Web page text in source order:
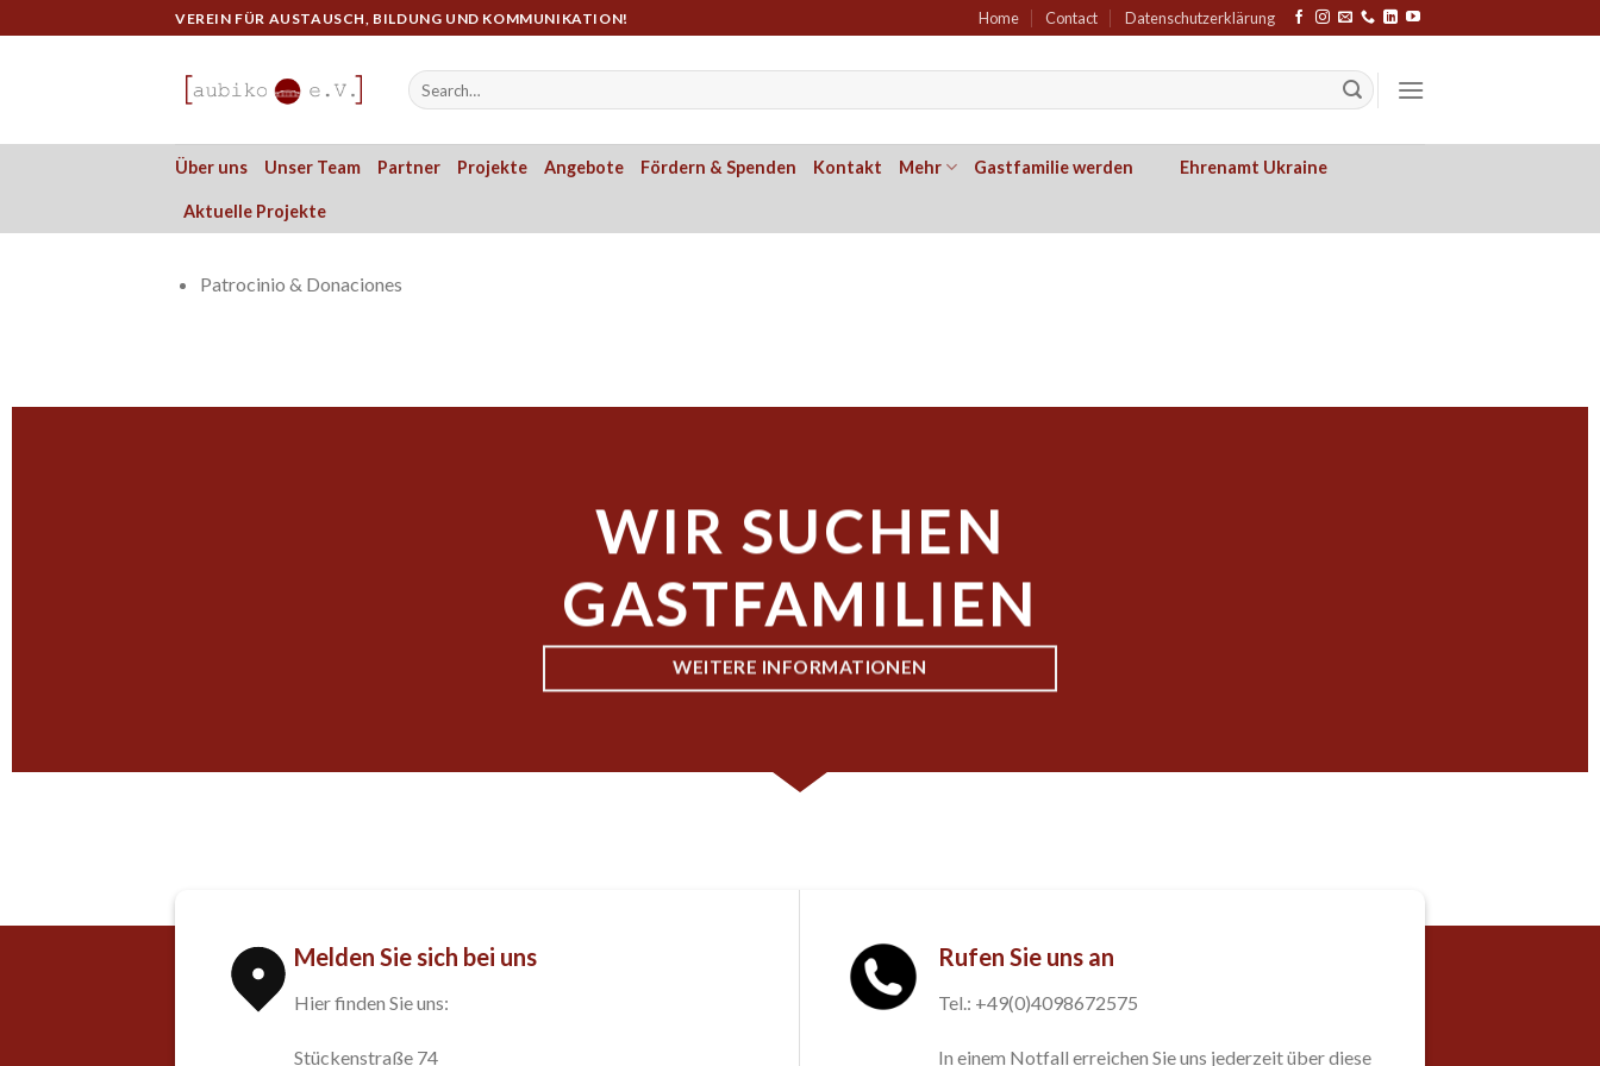
to
VEREIN FÜR AUSTAUSCH, BILDUNG UND KOMMUNIKATION! Home Contact Datenschutzerklärung
Über uns Unser Team Partner Projekte Angebote Fördern & Spenden Kontakt Mehr Gastfamilie werden Ehrenamt Ukraine
Aktuelle Projekte
Patrocinio & Donaciones
WIR SUCHEN
GASTFAMILIEN
WEITERE INFORMATIONEN
Melden Sie sich bei uns
Hier finden Sie uns:
Stückenstraße 74
Rufen Sie uns an
Tel.: +49(0)4098672575
In einem Notfall erreichen Sie uns jederzeit über diese